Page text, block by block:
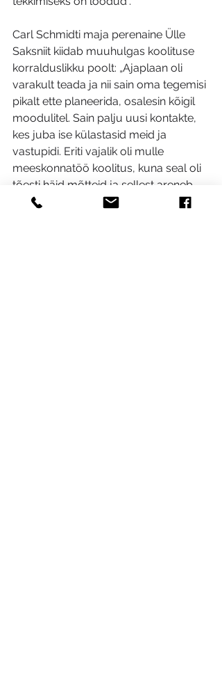
Carl Schmidti maja perenaine Ülle
Saksniit kiidab muuhulgas koolituse
korralduslikku poolt: „Ajaplaan oli
varakult teada ja nii sain oma tegemisi
pikalt ette planeerida, osalesin kõigil
moodulitel. Sain palju uusi kontakte,
kes juba ise külastasid meid ja
vastupidi. Eriti vajalik oli mulle
meeskonnatöö koolitus, kuna seal oli
tõesti häid mõtteid ja sellest areneb
koolitus ka meie firmasse oma